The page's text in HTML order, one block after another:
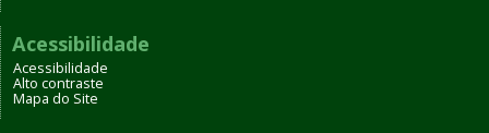
Acessibilidade
Acessibilidade
Alto contraste
Mapa do Site